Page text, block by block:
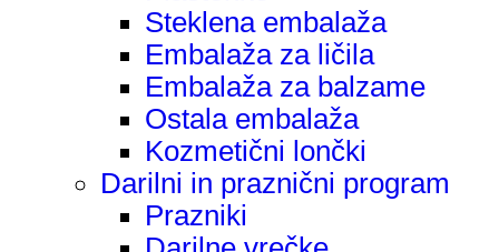
Steklena embalaža
Embalaža za ličila
Embalaža za balzame
Ostala embalaža
Kozmetični lončki
Darilni in praznični program
Prazniki